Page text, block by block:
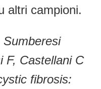
altri campioni.
Sumberesi
F, Castellani C
fibrosis: